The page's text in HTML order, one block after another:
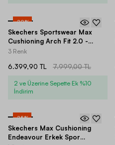
-20%
Skechers Sportswear Max
Cushioning Arch Fit 2.0 -
Avenida Kadın Spor Ayakkabı
3 Renk
6.399,90 TL 7.999,00 TL
2 ve Üzerine Sepette Ek %10
İndirim
-25%
Skechers Max Cushioning
Endeavour Erkek Spor